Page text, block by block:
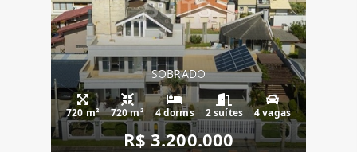
SOBRADO
720 m² 720 m² 4 dorms 2 suítes 4 vagas
R$ 3.200.000